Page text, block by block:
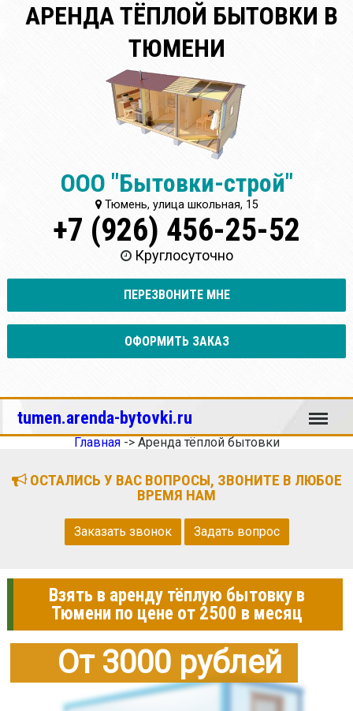
АРЕНДА ТЁПЛОЙ БЫТОВКИ В
ТЮМЕНИ
ООО "Бытовки-строй"
Тюмень, улица школьная, 15
+7 (926) 456-25-52
Круглосуточно
ПЕРЕЗВОНИТЕ МНЕ
ОФОРМИТЬ ЗАКАЗ
tumen.arenda-bytovki.ru Меню
Главная-> Аренда тёплой бытовки
ОСТАЛИСЬ У ВАС ВОПРОСЫ, ЗВОНИТЕ В ЛЮБОЕ
ВРЕМЯ НАМ
Заказать звонок Задать вопрос
Взять в аренду тёплую бытовку в
Тюмени по цене от 2500 в месяц
От 3000 рублей